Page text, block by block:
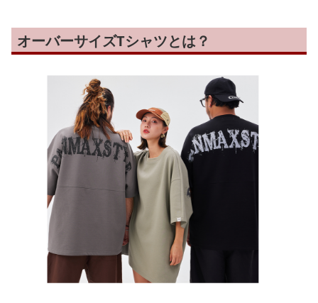
オーバーサイズTシャツとは？